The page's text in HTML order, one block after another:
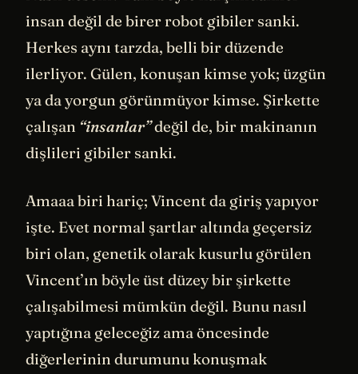
insan değil de birer robot gibiler sanki.
Herkes aynı tarzda, belli bir düzende
ilerliyor. Gülen, konuşan kimse yok; üzgün
ya da yorgun görünmüyor kimse. Şirkette
çalışan “insanlar”değil de, bir makinanın
dişlileri gibiler sanki.
Amaaa biri hariç; Vincent da giriş yapıyor
işte. Evet normal şartlar altında geçersiz
biri olan, genetik olarak kusurlu görülen
Vincent’ın böyle üst düzey bir şirkette
çalışabilmesi mümkün değil. Bunu nasıl
yaptığına geleceğiz ama öncesinde
diğerlerinin durumunu konuşmak